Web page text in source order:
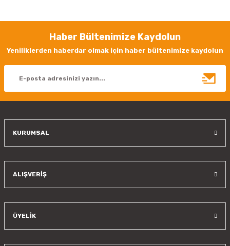
Görüş ve önerileriniz için teşekkür ederiz.
Ürün resmi kalitesiz, bozuk veya görüntülenemiyor.
Ürün bilgilerinde hatalar bulunuyor.
Haber Bültenimize Kaydolun
Yeniliklerden haberdar olmak için haber bültenimize kaydolun
KURUMSAL
ALIŞVERİŞ
ÜYELİK